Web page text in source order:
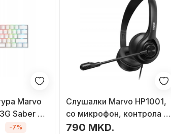
Marvo
Saber 61,
60%, UK
-7%
Слушалки Marvo HP1001,
со микрофон, контрола на
јачина, црни
790 MKD.